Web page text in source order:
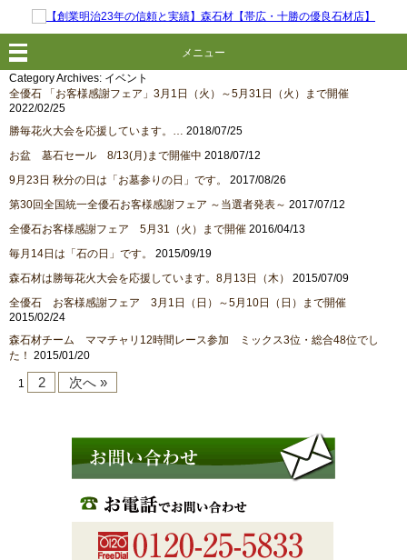
メニュー
Category Archives: イベント
全優石 「お客様感謝フェア」3月1日（火）～5月31日（火）まで開催
2022/02/25
勝毎花火大会を応援しています。… 2018/07/25
お盆 墓石セール 8/13(月)まで開催中 2018/07/12
9月23日 秋分の日は「お墓参りの日」です。
2017/08/26
第30回全国統一全優石お客様感謝フェア ～当選者発表～ 2017/07/12
全優石お客様感謝フェア 5月31（火）まで開催 2016/04/13
毎月14日は「石の日」です。
2015/09/19
森石材は勝毎花火大会を応援しています。8月13日（木）
2015/07/09
全優石 お客様感謝フェア 3月1日（日）～5月10日（日）まで開催
2015/02/24
森石材チーム ママチャリ12時間レース参加 ミックス3位・総合48位でし
た！ 2015/01/20
1 2 次へ »